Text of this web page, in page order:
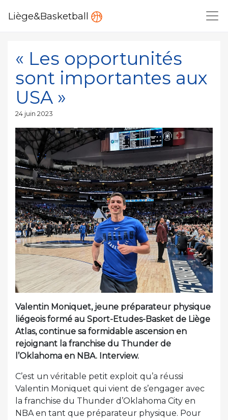
Liège&Basketball
« Les opportunités
sont importantes aux
USA »
Publié
24 juin 2023
Valentin Moniquet, jeune préparateur physique
liégeois formé au Sport-Etudes-Basket de Liège
Atlas, continue sa formidable ascension en
rejoignant la franchise du Thunder de
l’Oklahoma en NBA. Interview.
C’est un véritable petit exploit qu’a réussi
Valentin Moniquet qui vient de s’engager avec
la franchise du Thunder d’Oklahoma City en
NBA en tant que préparateur physique. Pour